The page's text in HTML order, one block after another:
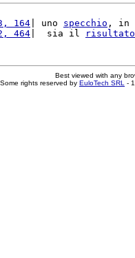
164
| uno specchio , in
464
|  sia il risultato
Best viewed with any
rights reserved by EuloTech SRL -